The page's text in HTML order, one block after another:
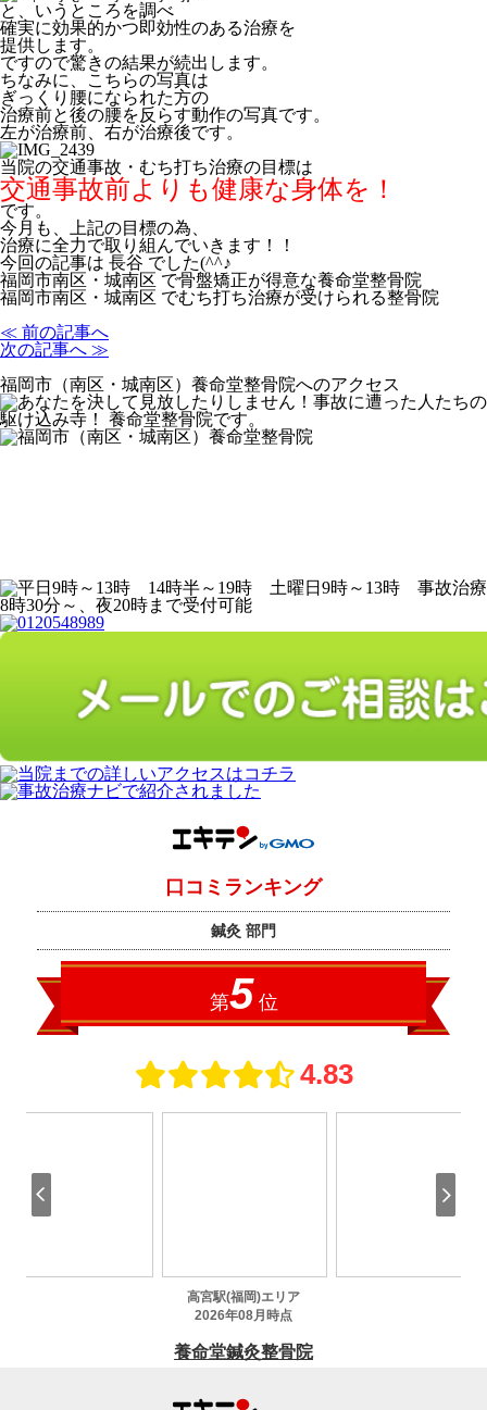
と、いうところを調べ
確実に効果的かつ即効性のある治療を
提供します。
ですので驚きの結果が続出します。
ちなみに、こちらの写真は
ぎっくり腰になられた方の
治療前と後の腰を反らす動作の写真です。
左が治療前、右が治療後です。
当院の交通事故・むち打ち治療の目標は
交通事故前よりも健康な身体を！
です。
今月も、上記の目標の為、
治療に全力で取り組んでいきます！！
今回の記事は 長谷 でした(^^♪
福岡市南区・城南区 で骨盤矯正が得意な養命堂整骨院
福岡市南区・城南区 でむち打ち治療が受けられる整骨院
≪ 前の記事へ
次の記事へ ≫
福岡市（南区・城南区）養命堂整骨院へのアクセス